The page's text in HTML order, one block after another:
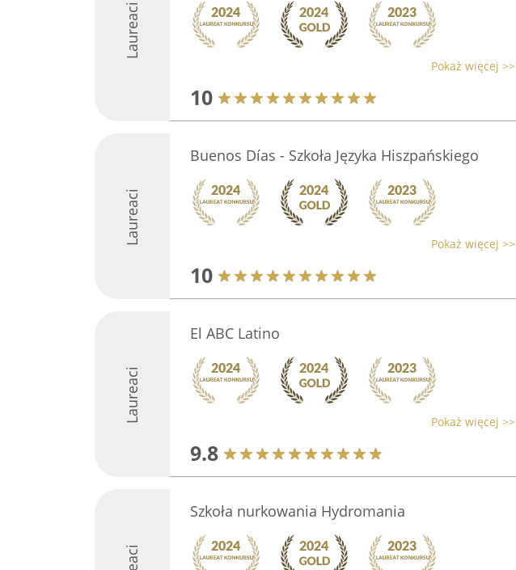
Laureaci
Pokaż więcej >>
10
Laureaci
Buenos Días - Szkoła Języka Hiszpańskiego
Pokaż więcej >>
10
Laureaci
El ABC Latino
Pokaż więcej >>
9.8
Szkoła nurkowania Hydromania